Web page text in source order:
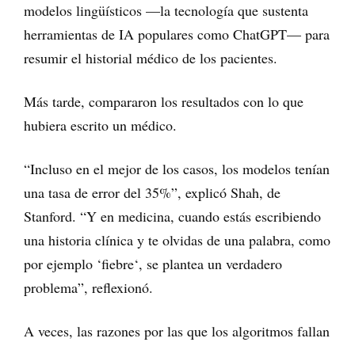
modelos lingüísticos —la tecnología que sustenta
herramientas de IA populares como ChatGPT— para
resumir el historial médico de los pacientes.
Más tarde, compararon los resultados con lo que
hubiera escrito un médico.
“Incluso en el mejor de los casos, los modelos tenían
una tasa de error del 35%”, explicó Shah, de
Stanford. “Y en medicina, cuando estás escribiendo
una historia clínica y te olvidas de una palabra, como
por ejemplo ‘fiebre‘, se plantea un verdadero
problema”, reflexionó.
A veces, las razones por las que los algoritmos fallan